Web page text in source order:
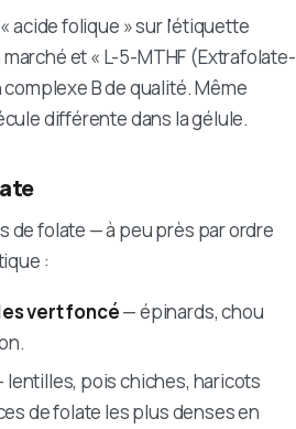
acide folique » sur l'étiquette
et « L-5-MTHF (Extrafolate-
B de qualité. Même
différente dans la gélule.
de folate — à peu près par ordre
:
vert foncé— épinards, chou
pois chiches, haricots
de folate les plus denses en